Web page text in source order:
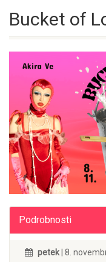
Bucket of
Podrobnosti
petek | 8.